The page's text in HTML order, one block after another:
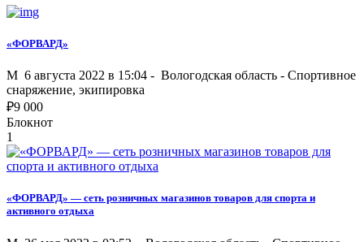
«ФОРВАРД»
M 6 августа 2022 в 15:04 - Вологодская область - Спортивное
снаряжение, экипировка
₽9 000
Блокнот
1
«ФОРВАРД» — сеть розничных магазинов товаров для спорта и
активного отдыха